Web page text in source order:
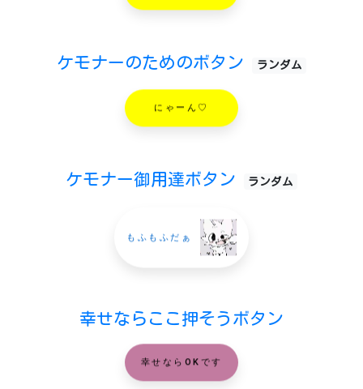
ケモナーのためのボタン ランダム
にゃーん♡
ケモナー御用達ボタン ランダム
もふもふだぁ
幸せならここ押そうボタン
幸せならOKです